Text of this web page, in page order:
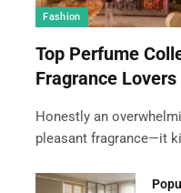
Fashion
Top Perfume
Fragrance Lovers
Honestly an
pleasant fragrance—it